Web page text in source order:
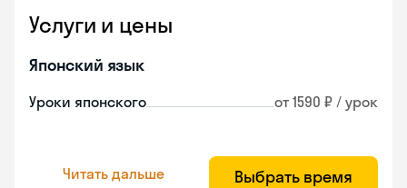
Услуги и цены
Японский язык
Уроки японского от 1590 ₽ / урок
Читать дальше Выбрать время